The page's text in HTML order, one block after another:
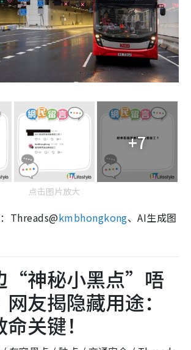
+7
点击图片放大
Threads@kmbhongkong、AI生成图
“神秘小黑点”唔
友揭隐藏用途：
关键！